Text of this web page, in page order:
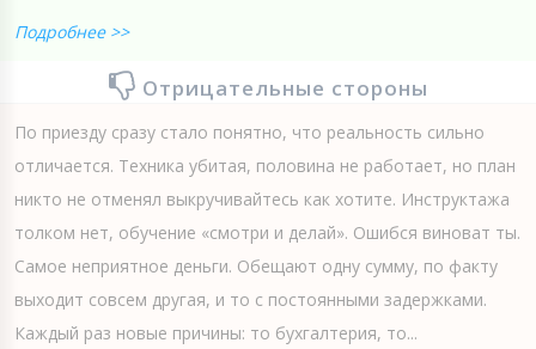
Подробнее >>
Отрицательные стороны
По приезду сразу стало понятно, что реальность сильно
отличается. Техника убитая, половина не работает, но план
никто не отменял выкручивайтесь как хотите. Инструктажа
толком нет, обучение «смотри и делай». Ошибся виноват ты.
Самое неприятное деньги. Обещают одну сумму, по факту
выходит совсем другая, и то с постоянными задержками.
Каждый раз новые причины: то бухгалтерия, то...